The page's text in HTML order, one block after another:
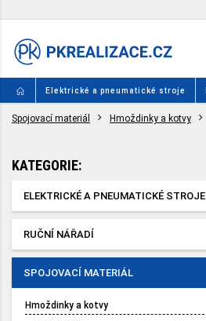
Elektrické a pneumatické stroje
Spojovací materiál Hmoždinky a kotvy
KATEGORIE:
ELEKTRICKÉ A PNEUMATICKÉ STROJE
RUČNÍ NÁŘADÍ
SPOJOVACÍ MATERIÁL
Hmoždinky a kotvy